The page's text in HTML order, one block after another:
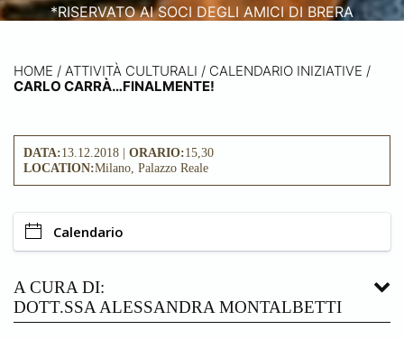
*RISERVATO AI SOCI DEGLI AMICI DI BRERA
HOME / ATTIVITÀ CULTURALI / CALENDARIO INIZIATIVE /
CARLO CARRÀ…FINALMENTE!
DATA:13.12.2018 | ORARIO:15,30
LOCATION:Milano, Palazzo Reale
Calendario
A CURA DI:
DOTT.SSA ALESSANDRA MONTALBETTI